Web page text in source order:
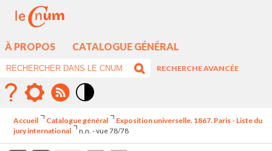
À PROPOS CATALOGUE GÉNÉRAL
RECHERCHE AVANCÉE
élévé
Accueil Catalogue général
Exposition universelle. 1867. Paris - Liste du
jury international
n.n. - vue 78/78